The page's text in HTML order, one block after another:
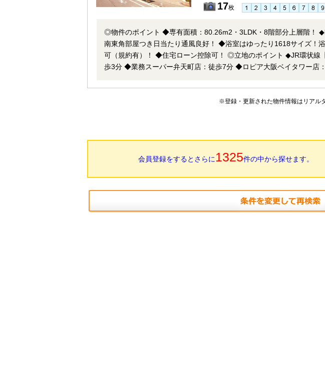
17枚
◎物件のポイント ◆専有面積：80.26m2・3LDK・8階部分上層階！
南東角部屋つき日当たり通風良好！ ◆浴室はゆったり1618サイズ！
可（規約有）！ ◆住宅ローン控除可！ ◎立地のポイント ◆JR環状線【弁天町駅】徒歩6分 ◆ニッコー波除店：徒
歩3分 ◆業務スーパー弁天町店：徒歩7分 ◆ロピア大阪ベイタワー店
在） 【ご内覧やご相談】ご希望物件へのご案内・詳細な説明を、業務に精通したスタッフが丁寧に対応致しま
す。お店に来られなくてもご希望の場所でお待ち合わせや、ご自宅へ
※登録・更新された物件情報はリアル
会員登録をするとさらに 1325件の中から探せます。